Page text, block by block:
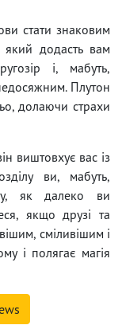
стати знаковим
який додасть вам
і, мабуть,
Плутон
долаючи страхи
виштовхує вас із
ви, мабуть,
як далеко ви
якщо друзі та
сміливішим і
і полягає магія